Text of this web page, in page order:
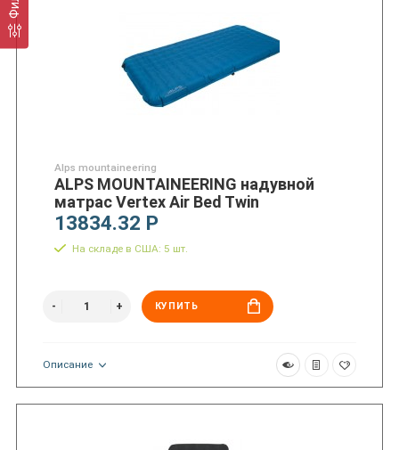
Alps mountaineering
ALPS MOUNTAINEERING надувной
матрас Vertex Air Bed Twin
13834.32 Р
На складе в США: 5 шт.
КУПИТЬ
Описание